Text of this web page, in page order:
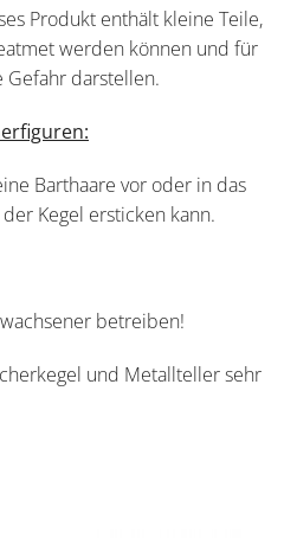
Produkt enthält kleine Teile,
werden können und für
Gefahr darstellen.
Barthaare vor oder in das
Kegel ersticken kann.
betreiben!
und Metallteller sehr